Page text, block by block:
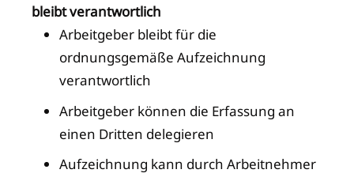
bleibt verantwortlich
Arbeitgeber bleibt für die
ordnungsgemäße Aufzeichnung
verantwortlich
Arbeitgeber können die Erfassung an
einen Dritten delegieren
Aufzeichnung kann durch Arbeitnehmer